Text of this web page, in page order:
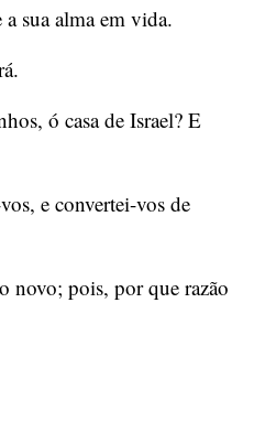
sua alma em vida.
ó casa de Israel? E
e convertei-vos de
novo; pois, por que razão